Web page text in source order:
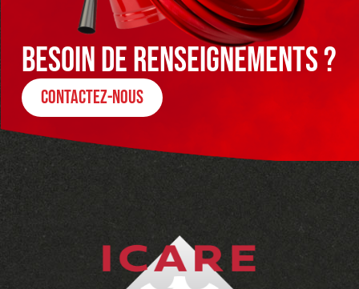
besoin de renseignements ?
contactez-nous